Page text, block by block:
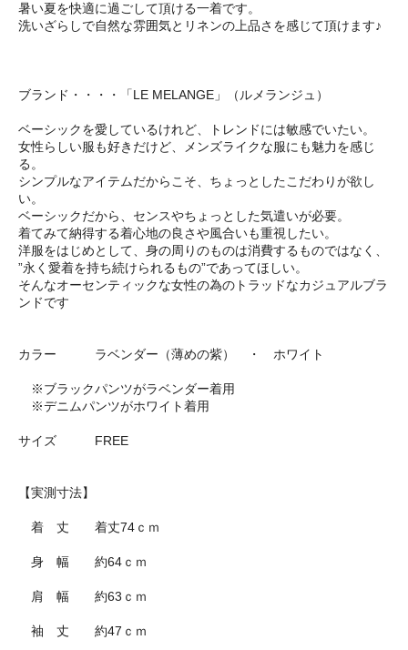
暑い夏を快適に過ごして頂ける一着です。
洗いざらしで自然な雰囲気とリネンの上品さを感じて頂けます♪
ブランド・・・・「LE MELANGE」（ルメランジュ）
ベーシックを愛しているけれど、トレンドには敏感でいたい。
女性らしい服も好きだけど、メンズライクな服にも魅力を感じ
る。
シンプルなアイテムだからこそ、ちょっとしたこだわりが欲し
い。
ベーシックだから、センスやちょっとした気遣いが必要。
着てみて納得する着心地の良さや風合いも重視したい。
洋服をはじめとして、身の周りのものは消費するものではなく、
”永く愛着を持ち続けられるもの”であってほしい。
そんなオーセンティックな女性の為のトラッドなカジュアルブラ
ンドです
カラー ラベンダー（薄めの紫） ・ ホワイト
※ブラックパンツがラベンダー着用
※デニムパンツがホワイト着用
サイズ FREE
【実測寸法】
着 丈 着丈74ｃｍ
身 幅 約64ｃｍ
肩 幅 約63ｃｍ
袖 丈 約47ｃｍ